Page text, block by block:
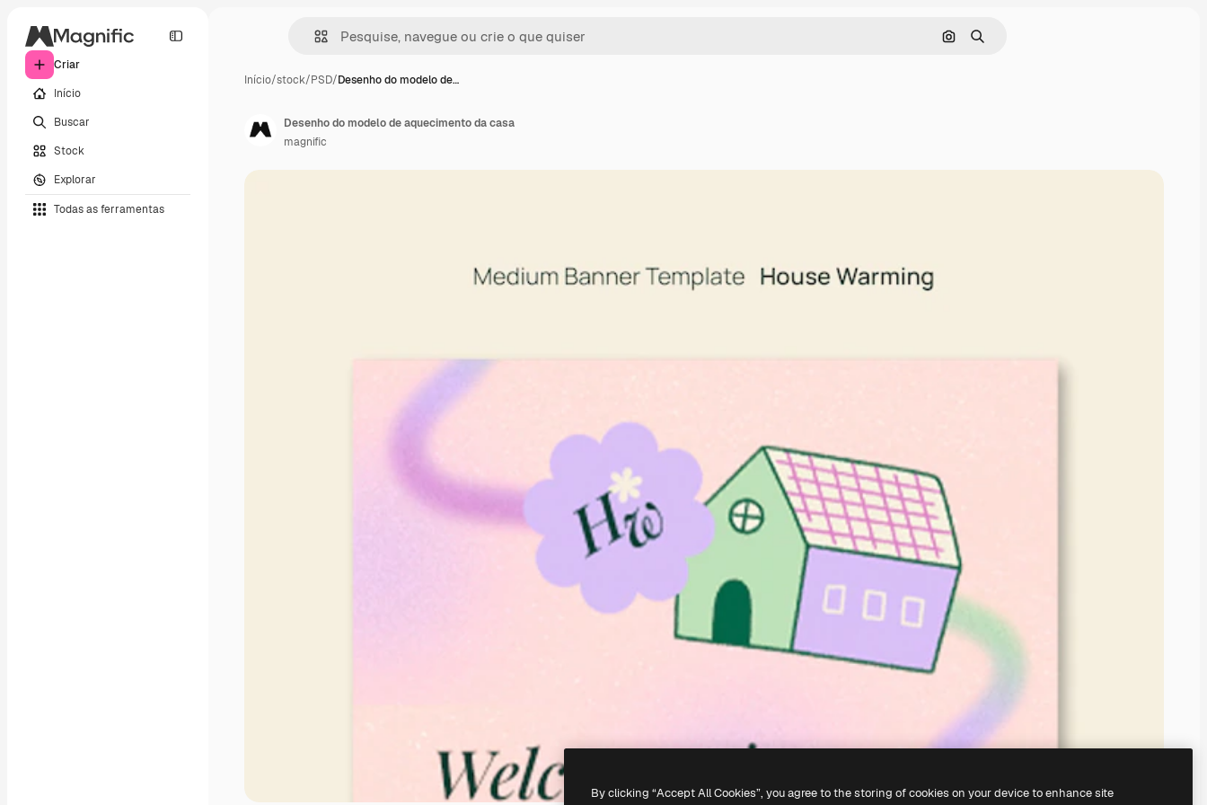
Criar
Início
Buscar
Stock
Explorar
Todas as ferramentas
Pesquisar por imagem
Buscar
Início/stock/PSD/Desenho do modelo de…
Desenho do modelo de aquecimento da casa
magnific
By clicking “Accept All Cookies”, you agree to the storing of cookies on your device to enhance site